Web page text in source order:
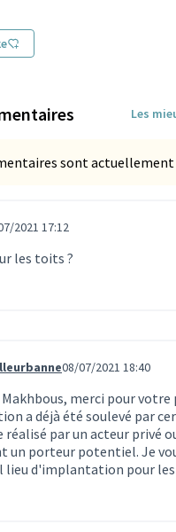
Les
sont actuellement
2021 17:12
les toits ?
08/07/2021 18:40
merci pour
a déjà été soulevé par
par un acteur privé
un porteur potentiel. Je
lieu d'implantation pour les